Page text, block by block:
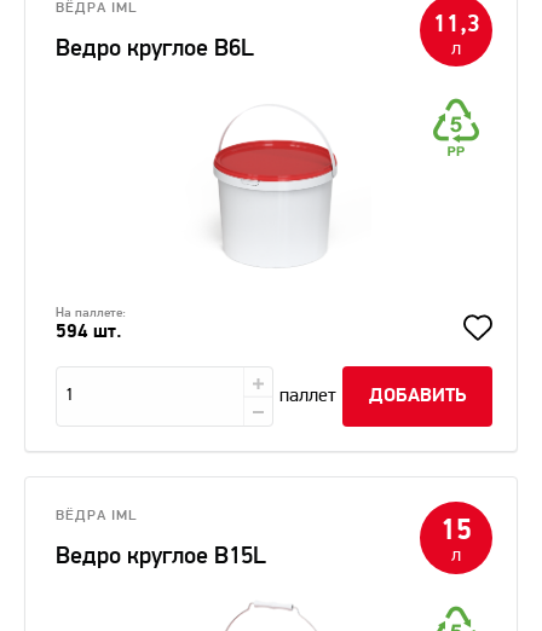
11,3
л
ВЁДРА IML
Ведро круглое В6L
На паллете:
594 шт.
паллет ДОБАВИТЬ
15
л
ВЁДРА IML
Ведро круглое В15L